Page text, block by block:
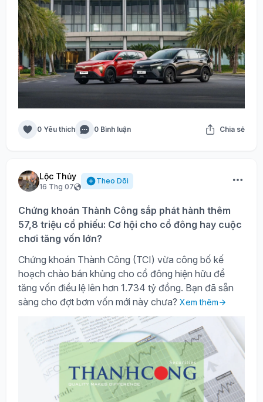
0 Yêu thích 0 Bình luận Chia sẻ
Lộc Thủy
16 Thg 07
Theo Dõi
Chứng khoán Thành Công sắp phát hành thêm
57,8 triệu cổ phiếu: Cơ hội cho cổ đông hay cuộc
chơi tăng vốn lớn?
Chứng khoán Thành Công (TCI) vừa công bố kế
hoạch chào bán khủng cho cổ đông hiện hữu để
tăng vốn điều lệ lên hơn 1.734 tỷ đồng. Bạn đã sẵn
sàng cho đợt bơm vốn mới này chưa? Xem thêm